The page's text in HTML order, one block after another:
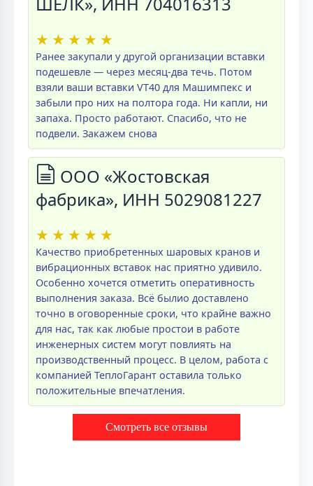
★ ★ ★ ★ ★
Ранее закупали у другой организации вставки
подешевле — через месяц-два течь. Потом
взяли ваши вставки VT40 для Машимпекс и
забыли про них на полтора года. Ни капли, ни
запаха. Просто работают. Спасибо, что не
подвели. Закажем снова
ООО «Жостовская
фабрика», ИНН 5029081227
★ ★ ★ ★ ★
Качество приобретенных шаровых кранов и
вибрационных вставок нас приятно удивило.
Особенно хочется отметить оперативность
выполнения заказа. Всё былио доставлено
точно в оговоренные сроки, что крайне важно
для нас, так как любые простои в работе
инженерных систем могут повлиять на
производственный процесс. В целом, работа с
компанией ТеплоГарант оставила только
положительные впечатления.
Смотреть все отзывы